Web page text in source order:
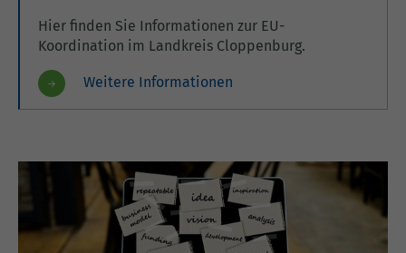
Hier finden Sie Informationen zur EU-
Koordination im Landkreis Cloppenburg.
Weitere Informationen